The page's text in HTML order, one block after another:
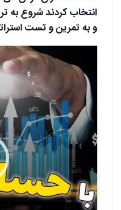
انتخاب کردندشروع به
و به تمرین و تست
ویدیو